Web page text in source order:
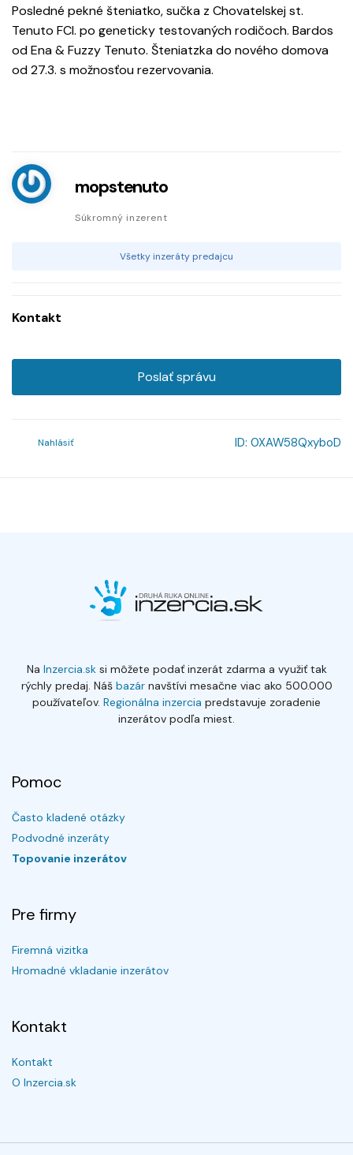
Posledné pekné šteniatko, sučka z Chovatelskej st.
Tenuto FCI. po geneticky testovaných rodičoch. Bardos
od Ena & Fuzzy Tenuto. Šteniatzka do nového domova
od 27.3. s možnosťou rezervovania.
mopstenuto
Súkromný inzerent
Všetky inzeráty predajcu
Kontakt
Poslať správu
Nahlásiť ID: 0XAW58QxyboD
Na Inzercia.sksi môžete podať inzerát zdarma a využiť tak
rýchly predaj. Náš bazárnavštívi mesačne viac ako 500.000
používateľov. Regionálna inzercia predstavuje zoradenie
inzerátov podľa miest.
Pomoc
Často kladené otázky
Podvodné inzeráty
Topovanie inzerátov
Pre firmy
Firemná vizitka
Hromadné vkladanie inzerátov
Kontakt
Kontakt
O Inzercia.sk